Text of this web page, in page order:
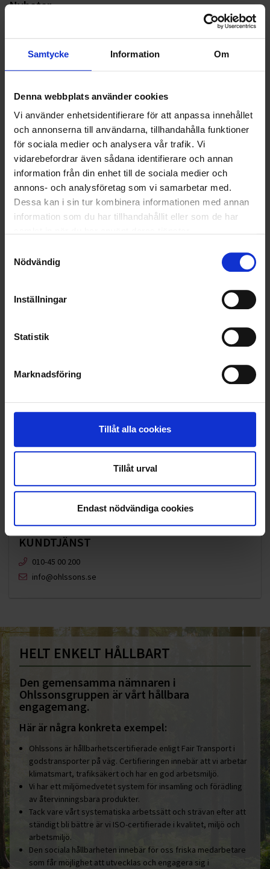
Samtycke Information Om
Denna webbplats använder cookies
Vi använder enhetsidentifierare för att anpassa innehållet
och annonserna till användarna, tillhandahålla funktioner
för sociala medier och analysera vår trafik. Vi
vidarebefordrar även sådana identifierare och annan
information från din enhet till de sociala medier och
annons- och analysföretag som vi samarbetar med.
Dessa kan i sin tur kombinera informationen med annan
information som du har tillhandahållit eller som de har
Nödvändig
Inställningar
Statistik
Marknadsföring
Tillåt alla cookies
Tillåt urval
Endast nödvändiga cookies
Nyheter
ALLA
LANDSKRONA
NYA UPPDRAG
OHLSSONS REGION MITT
OHLSSONS REGION SYD
OHLSSONS REGION VÄST
RENHÅLLNING
VELLINGE
KUNDTJÄNST
010-45 00 200​
info@ohlssons.se
HELT ENKELT HÅLLBART
Den gemensamma nämnaren i
Ohlssonsgruppen är vårt hållbara
engagemang.
Här är några konkreta exempel:
Ohlssons är hållbarhetscertifierade enligt Fair Transport i
godstransporter på väg. Certifieringen innebär att vi arbetar
klimatsmart, trafiksäkert och har en god arbetsmiljö.
Vi har ett miljömedvetet system för insamling och förädling
av återvinningsbara produkter.
Tack vare vårt systematiska arbetssätt och strävan efter att
ständigt bli bättre är vi ISO-certifierade i kvalitet, miljö och
arbetsmiljö.
Den sociala hållbarheten innebär för oss friska medarbetare
som får möjlighet att utvecklas och engagera sig i